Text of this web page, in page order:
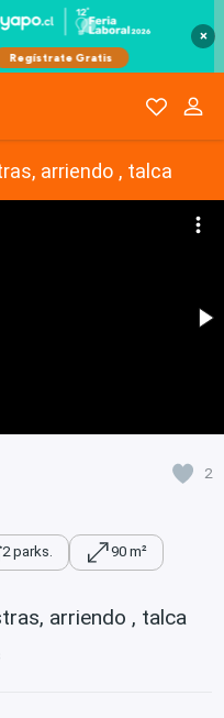
×
arriendo , talca
2
2 parks. 90 m²
arriendo , talca